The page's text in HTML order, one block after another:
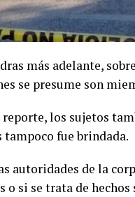
más adelante,
se presume son
los sujetos
fue brindada.
autoridades de la
o si se trata de